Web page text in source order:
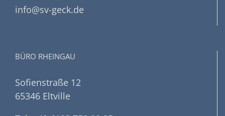
info@sv-geck.de
BÜRO RHEINGAU
Sofienstraße 12
65346 Eltville